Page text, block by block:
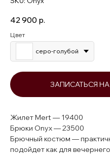
42 900 р.
Цвет
серо-голубой
ЗАПИСАТЬСЯ
Жилет Mert — 19400
Брюки Onyx — 23500
Брючный костюм —
подойдет как для